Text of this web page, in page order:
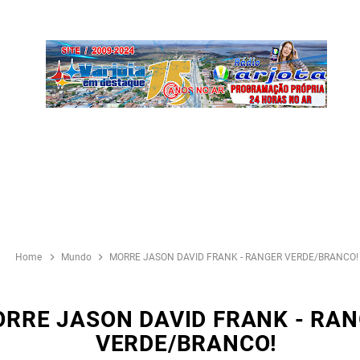
Home Mundo MORRE JASON DAVID FRANK - RANGER VERDE/BRANCO!
JASON DAVID FRANK -
VERDE/BRANCO!